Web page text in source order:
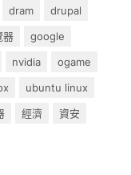
dram
drupal
器
google
nvidia
ogame
ubuntu linux
經濟
資安